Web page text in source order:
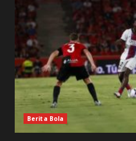
Berita Bola